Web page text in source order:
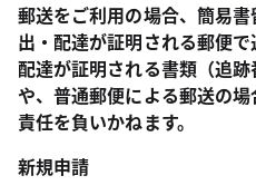
郵送をご利用の場合、簡易
出・配達が証明される郵便で
配達が証明される書類（追
や、普通郵便による郵送の場
責任を負いかねます。
新規申請